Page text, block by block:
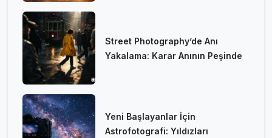
Street Photography’de Anı
Yakalama: Karar Anının Peşinde
Yeni Başlayanlar İçin
Astrofotografi: Yıldızları